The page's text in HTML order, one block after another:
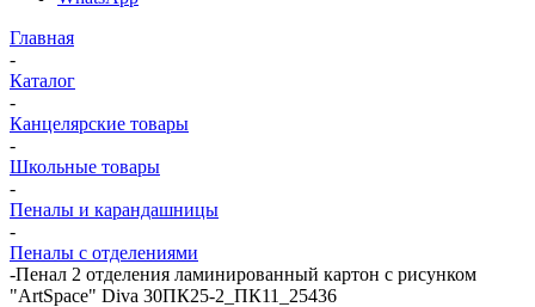
Главная
-
Каталог
-
Канцелярские товары
-
Школьные товары
-
Пеналы и карандашницы
-
Пеналы с отделениями
-Пенал 2 отделения ламинированный картон с рисунком
"ArtSpace" Diva 30ПК25-2_ПК11_25436